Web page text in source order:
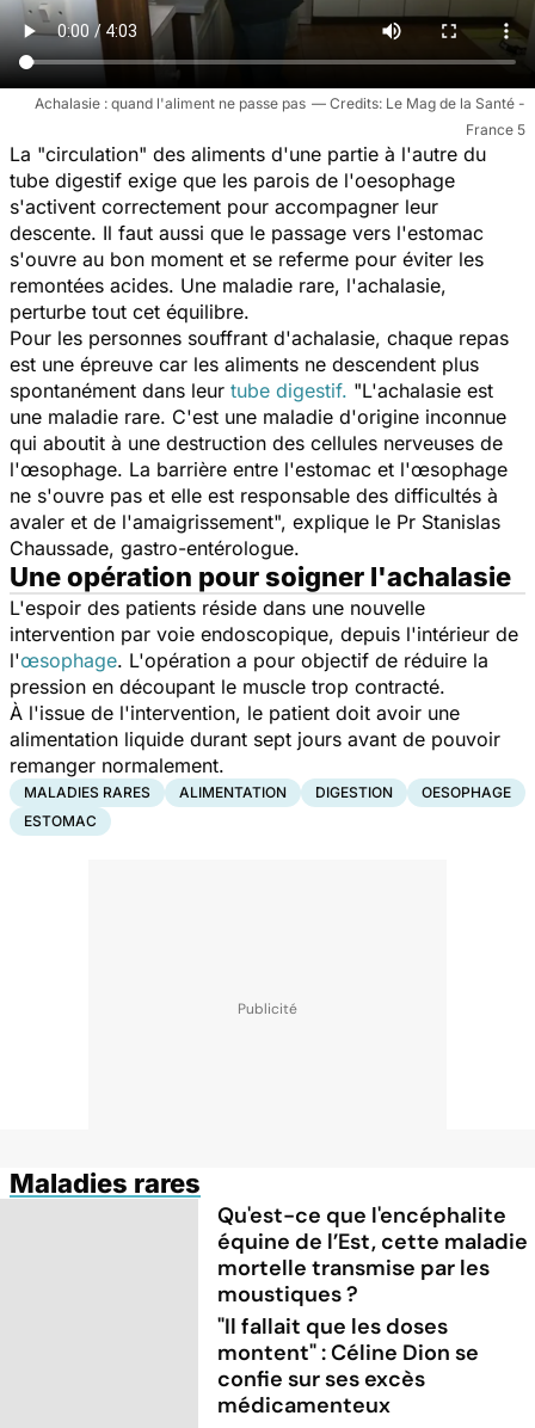
Achalasie : quand l'aliment ne passe pas
Le Mag de la Santé -
France 5
La "circulation" des aliments d'une partie à l'autre du
tube digestif exige que les parois de l'oesophage
s'activent correctement pour accompagner leur
descente. Il faut aussi que le passage vers l'estomac
s'ouvre au bon moment et se referme pour éviter les
remontées acides. Une maladie rare, l'achalasie,
perturbe tout cet équilibre.
Pour les personnes souffrant d'achalasie, chaque repas
est une épreuve car les aliments ne descendent plus
spontanément dans leur tube digestif. "L'achalasie est
une maladie rare. C'est une maladie d'origine inconnue
qui aboutit à une destruction des cellules nerveuses de
l'œsophage. La barrière entre l'estomac et l'œsophage
ne s'ouvre pas et elle est responsable des difficultés à
avaler et de l'amaigrissement", explique le Pr Stanislas
Chaussade, gastro-entérologue.
Une opération pour soigner l'achalasie
L'espoir des patients réside dans une nouvelle
intervention par voie endoscopique, depuis l'intérieur de
l'œsophage. L'opération a pour objectif de réduire la
pression en découpant le muscle trop contracté.
À l'issue de l'intervention, le patient doit avoir une
alimentation liquide durant sept jours avant de pouvoir
remanger normalement.
MALADIES RARES ALIMENTATION DIGESTION
OESOPHAGE
ESTOMAC
Maladies rares
Qu'est-ce que l'encéphalite
équine de l’Est, cette maladie
mortelle transmise par les
moustiques ?
"Il fallait que les doses
montent" : Céline Dion se
confie sur ses excès
médicamenteux